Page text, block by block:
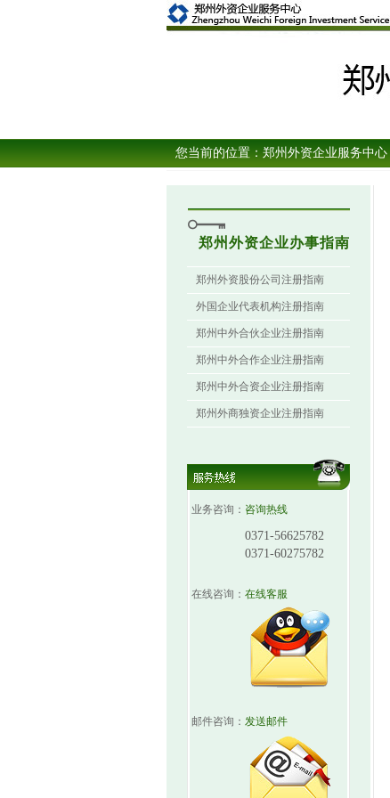
您当前的位置： 郑州外资企业服务中心
郑州外资企业办事指南
郑州外资股份公司注册指南
外国企业代表机构注册指南
郑州中外合伙企业注册指南
郑州中外合作企业注册指南
郑州中外合资企业注册指南
郑州外商独资企业注册指南
业务咨询： 咨询热线
0371-56625782
0371-60275782
在线咨询： 在线客服
邮件咨询： 发送邮件